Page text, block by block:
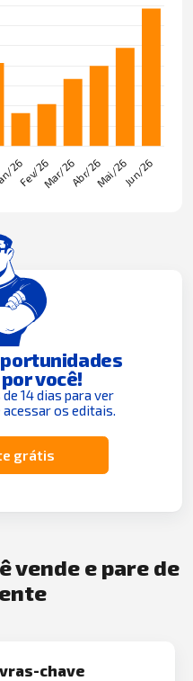
você!
14 dias para ver
os editais.
grátis
vende e pare de
chave